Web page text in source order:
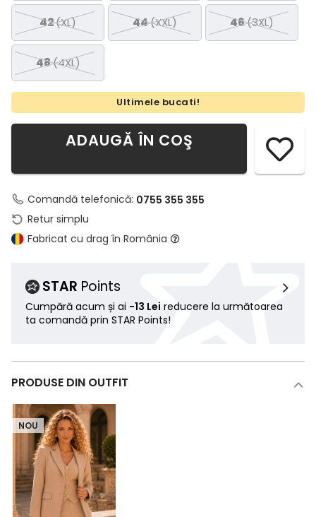
42(XL) 44(XXL) 46(3XL)
48(4XL)
Ultimele bucati!
ADAUGĂ ÎN COŞ
Comandă telefonică: 0755 355 355
Retur simplu
Fabricat cu drag în România
STAR Points
Cumpără acum și ai -13 Lei reducere la următoarea
ta comandă prin STAR Points!
PRODUSE DIN OUTFIT
NOU